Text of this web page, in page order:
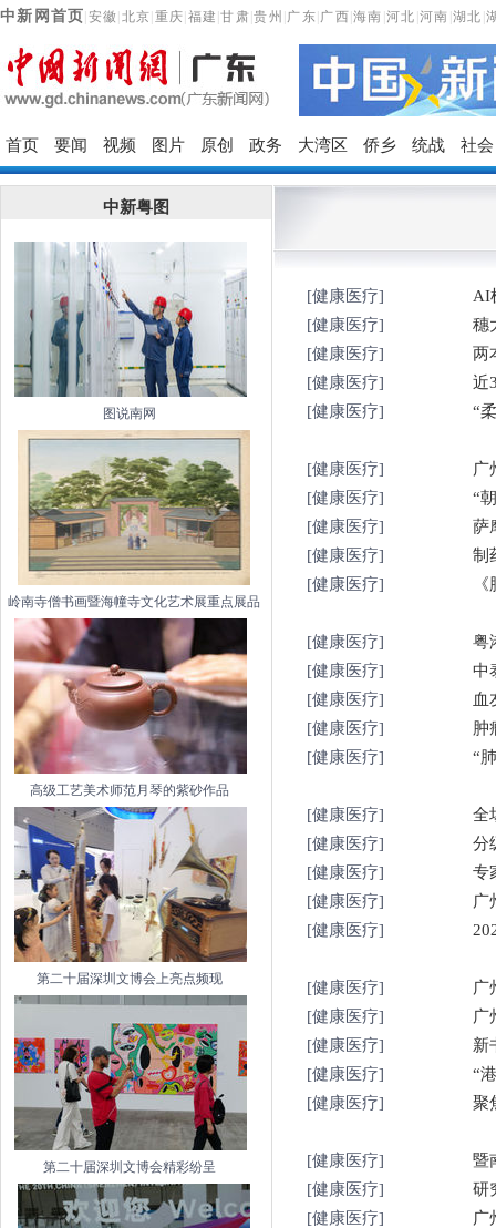
中新网首页 安徽 北京 重庆 福建 |甘肃 |贵州 广东 广西 |海南 |河北 |河南 湖北
首页 要闻 视频 图片 原创 政务 大湾区 侨乡 统战 社会
中新粤图
图说南网
岭南寺僧书画暨海幢寺文化艺术展重点展品
高级工艺美术师范月琴的紫砂作品
第二十届深圳文博会上亮点频现
第二十届深圳文博会精彩纷呈
[健康医疗]
AI
[健康医疗]
穗
[健康医疗]
两
[健康医疗]
近
[健康医疗]
“
[健康医疗]
广
[健康医疗]
“
[健康医疗]
萨
[健康医疗]
制
[健康医疗]
[健康医疗]
粤
[健康医疗]
中
[健康医疗]
血
[健康医疗]
肿
[健康医疗]
“
[健康医疗]
全
[健康医疗]
分
[健康医疗]
专
[健康医疗]
广
[健康医疗]
[健康医疗]
广
[健康医疗]
广
[健康医疗]
新
[健康医疗]
“
[健康医疗]
聚
[健康医疗]
暨
[健康医疗]
研
[健康医疗]
广